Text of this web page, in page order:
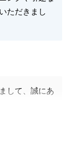
ただきまし
して、誠にあ
子でほっとい